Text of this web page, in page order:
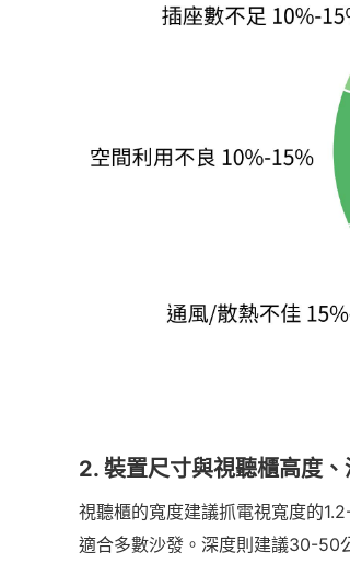
2. 裝置尺寸與視聽櫃高度
視聽櫃的寬度建議抓電視寬度的
適合多數沙發。深度則建議30-50